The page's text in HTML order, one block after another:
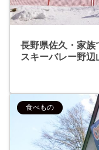
長野県佐久・家族
スキーバレー野辺
食べもの